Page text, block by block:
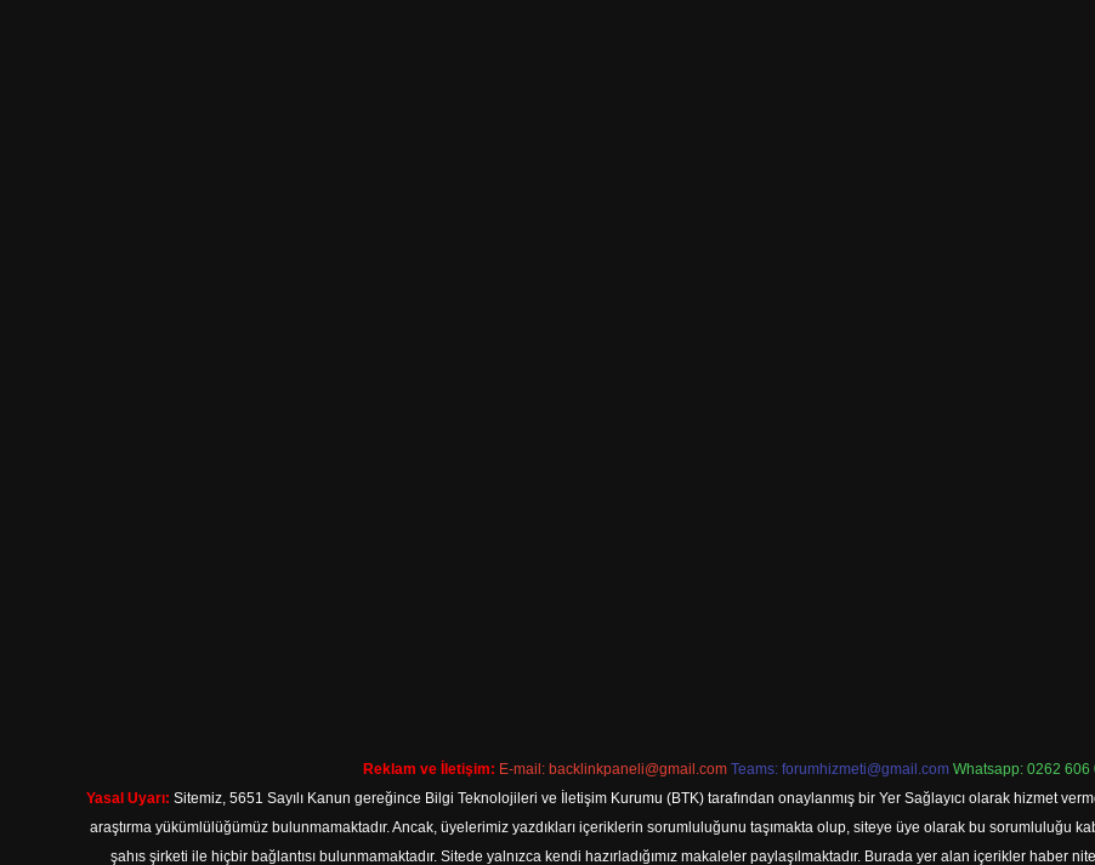
Reklam ve İletişim: E-mail: backlinkpaneli@gmail.com Teams: forumhizmeti@gmail.com Whatsapp: 0262 606
Yasal Uyarı: Sitemiz, 5651 Sayılı Kanun gereğince Bilgi Teknolojileri ve İletişim Kurumu (BTK) tarafından onaylanmış bir Yer Sağlayıcı olarak hizmet
araştırma yükümlülüğümüz bulunmamaktadır. Ancak, üyelerimiz yazdıkları içeriklerin sorumluluğunu taşımakta olup, siteye üye olarak bu sorumluluğu
şahıs şirketi ile hiçbir bağlantısı bulunmamaktadır. Sitede yalnızca kendi hazırladığımız makaleler paylaşılmaktadır. Burada yer alan içerikler haber